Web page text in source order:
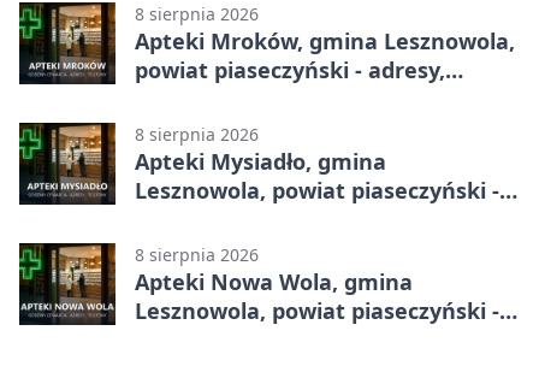
8 sierpnia 2026
Apteki Mroków, gmina Lesznowola,
powiat piaseczyński - adresy,
8 sierpnia 2026
Apteki Mysiadło, gmina
Lesznowola, powiat piaseczyński -
8 sierpnia 2026
Apteki Nowa Wola, gmina
Lesznowola, powiat piaseczyński -